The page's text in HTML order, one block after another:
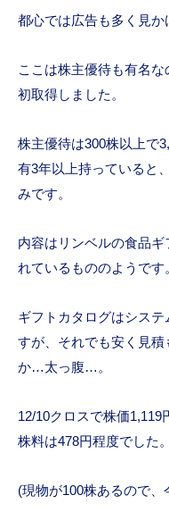
都心では広告も多く見か
ここは株主優待も有名
初取得しました。
株主優待は300株以上で
有3年以上持っていると
みです。
内容はリンベルの食品
れているもののようです
ギフトカタログはシス
すが、それでも安く見積
か…太っ腹…。
12/10クロスで株価1,119
株料は478円程度でした。
(現物が100株あるので、